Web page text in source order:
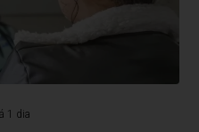
1 dia